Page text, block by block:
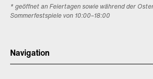
* geöffnet an Feiertagen sowie während der
Sommerfestspiele von 10:00–18:00
Navigation